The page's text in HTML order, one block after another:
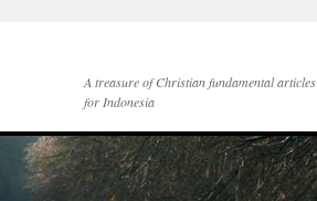
A treasure of Christian fundamental articles
for Indonesia